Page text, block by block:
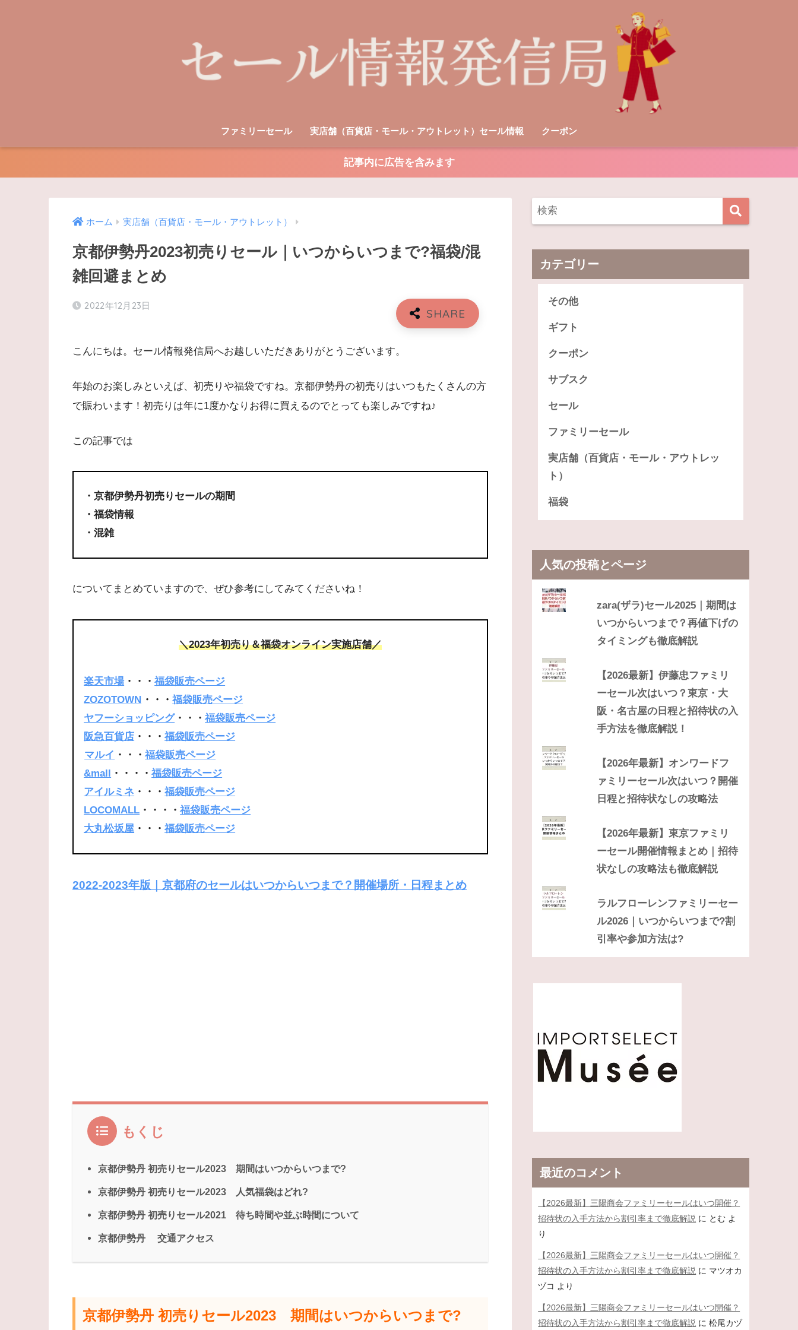
ファミリーセール 実店舗（百貨店・モール・アウトレット）セール情報 クーポン
記事内に広告を含みます
ホーム 実店舗（百貨店・モール・アウトレット）
京都伊勢丹2023初売りセール｜いつからいつまで?福袋/混
雑回避まとめ
2022年12月23日
こんにちは。セール情報発信局へお越しいただきありがとうございます。
年始のお楽しみといえば、初売りや福袋ですね。京都伊勢丹の初売りはいつもたくさんの方
で賑わいます！初売りは年に1度かなりお得に買えるのでとっても楽しみですね♪
この記事では
・京都伊勢丹初売りセールの期間
・福袋情報
・混雑
についてまとめていますので、ぜひ参考にしてみてくださいね！
＼2023年初売り＆福袋オンライン実施店舗／
楽天市場 ・・・福袋販売ページ
ZOZOTOWN ・・・福袋販売ページ
ヤフーショッピング・・・福袋販売ページ
阪急百貨店 ・・・福袋販売ページ
マルイ ・・・福袋販売ページ
&mall
・・・・福袋販売ページ
アイルミネ ・・・福袋販売ページ
LOCOMALL ・・・・福袋販売ページ
大丸松坂屋 ・・・福袋販売ページ
2022-2023年版｜京都府のセールはいつからいつまで？開催場所・日程まとめ
もくじ
京都伊勢丹 初売りセール2023 期間はいつからいつまで?
京都伊勢丹 初売りセール2023 人気福袋はどれ?
京都伊勢丹 初売りセール2021 待ち時間や並ぶ時間について
京都伊勢丹 交通アクセス
京都伊勢丹 初売りセール2023 期間はいつからいつまで?
カテゴリー
その他
ギフト
クーポン
サブスク
セール
ファミリーセール
実店舗（百貨店・モール・アウトレッ
ト）
福袋
人気の投稿とページ
zara(ザラ)セール2025｜期間は
いつからいつまで？再値下げの
タイミングも徹底解説
【2026最新】伊藤忠ファミリ
ーセール次はいつ？東京・大
阪・名古屋の日程と招待状の入
手方法を徹底解説！
【2026年最新】オンワードフ
ァミリーセール次はいつ？開催
日程と招待状なしの攻略法
【2026年最新】東京ファミリ
ーセール開催情報まとめ｜招待
状なしの攻略法も徹底解説
ラルフローレンファミリーセー
ル2026｜いつからいつまで?割
引率や参加方法は?
最近のコメント
【2026最新】三陽商会ファミリーセールはいつ開催？
招待状の入手方法から割引率まで徹底解説 に とむ よ
り
【2026最新】三陽商会ファミリーセールはいつ開催？
招待状の入手方法から割引率まで徹底解説 に マツオカ
ヅコ より
【2026最新】三陽商会ファミリーセールはいつ開催？
招待状の入手方法から割引率まで徹底解説 に松尾カヅ